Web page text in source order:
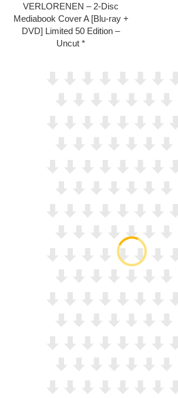
VERLORENEN – 2-Disc
Mediabook Cover A [Blu-ray +
DVD] Limited 50 Edition –
Uncut